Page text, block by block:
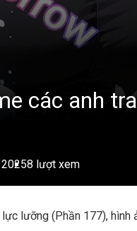
các anh
8 lượt xem
lưỡng (Phần 177),